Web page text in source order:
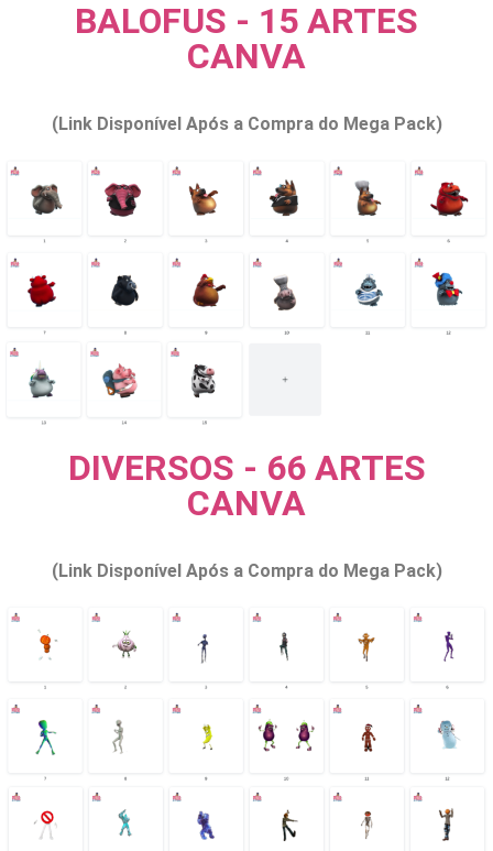
BALOFUS - 15 ARTES
CANVA
(Link Disponível Após a Compra do Mega Pack)
DIVERSOS - 66 ARTES
CANVA
(Link Disponível Após a Compra do Mega Pack)